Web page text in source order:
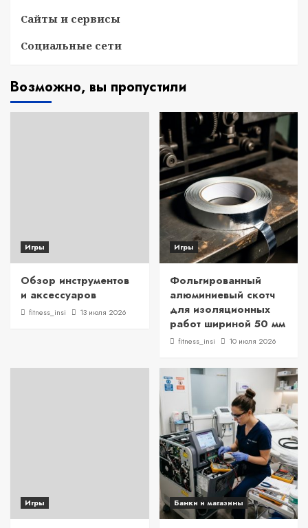
Сайты и сервисы
Социальные сети
Возможно, вы пропустили
Игры
Обзор инструментов
и аксессуаров
fitness_insi 13 июля 2026
Игры
Фольгированный
алюминиевый скотч
для изоляционных
работ шириной 50 мм
fitness_insi 10 июля 2026
Игры Банки и магазины